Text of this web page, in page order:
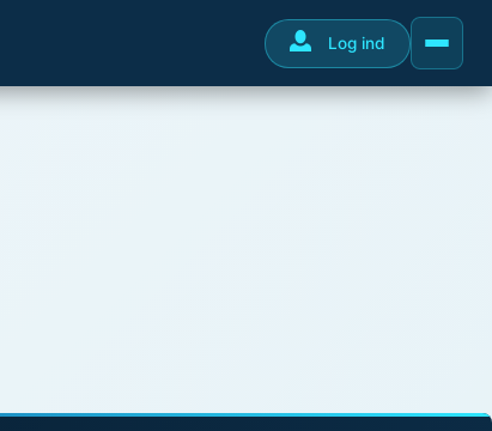
Log ind